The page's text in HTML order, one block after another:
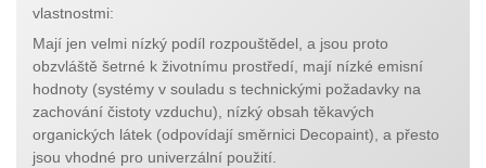
vlastnostmi:
Mají jen velmi nízký podíl rozpouštědel, a jsou proto
obzvláště šetrné k životnímu prostředí, mají nízké emisní
hodnoty (systémy v souladu s technickými požadavky na
zachování čistoty vzduchu), nízký obsah těkavých
organických látek (odpovídají směrnici Decopaint), a přesto
jsou vhodné pro univerzální použití.